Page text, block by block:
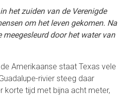
het zuiden van de Verenigde
om het leven gekomen. Na
meegesleurd door het water van
Amerikaanse staat Texas vele
rivier steeg daar
korte tijd met bijna acht meter,